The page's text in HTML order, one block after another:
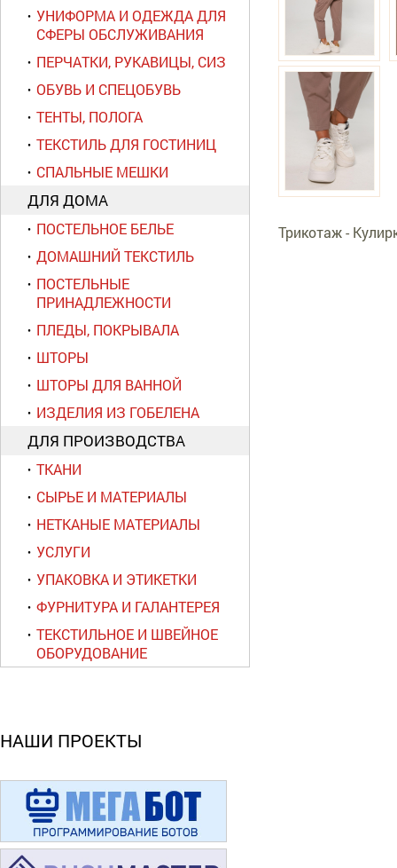
УНИФОРМА И ОДЕЖДА ДЛЯ
СФЕРЫ ОБСЛУЖИВАНИЯ
ПЕРЧАТКИ, РУКАВИЦЫ, СИЗ
ОБУВЬ И СПЕЦОБУВЬ
ТЕНТЫ, ПОЛОГА
ТЕКСТИЛЬ ДЛЯ ГОСТИНИЦ
СПАЛЬНЫЕ МЕШКИ
ДЛЯ ДОМА
ПОСТЕЛЬНОЕ БЕЛЬЕ
ДОМАШНИЙ ТЕКСТИЛЬ
ПОСТЕЛЬНЫЕ
ПРИНАДЛЕЖНОСТИ
ПЛЕДЫ, ПОКРЫВАЛА
ШТОРЫ
ШТОРЫ ДЛЯ ВАННОЙ
ИЗДЕЛИЯ ИЗ ГОБЕЛЕНА
ДЛЯ ПРОИЗВОДСТВА
ТКАНИ
СЫРЬЕ И МАТЕРИАЛЫ
НЕТКАНЫЕ МАТЕРИАЛЫ
УСЛУГИ
УПАКОВКА И ЭТИКЕТКИ
ФУРНИТУРА И ГАЛАНТЕРЕЯ
ТЕКСТИЛЬНОЕ И ШВЕЙНОЕ
ОБОРУДОВАНИЕ
НАШИ ПРОЕКТЫ
Трикотаж -